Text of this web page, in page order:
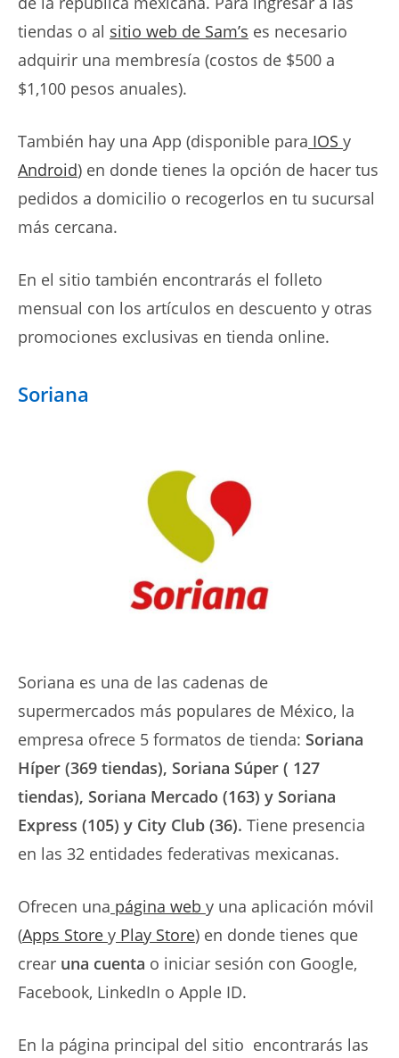
tiendas o al sitio web de Sam’s es necesario
adquirir una membresía (costos de $500 a
$1,100 pesos anuales).
También hay una App (disponible para IOS y
Android) en donde tienes la opción de hacer tus
pedidos a domicilio o recogerlos en tu sucursal
más cercana.
En el sitio también encontrarás el folleto
mensual con los artículos en descuento y otras
promociones exclusivas en tienda online.
Soriana
Soriana es una de las cadenas de
supermercados más populares de México, la
empresa ofrece 5 formatos de tienda: Soriana
Híper (369 tiendas), Soriana Súper ( 127
tiendas), Soriana Mercado (163) y Soriana
Express (105) y City Club (36). Tiene presencia
en las 32 entidades federativas mexicanas.
Ofrecen una página web y una aplicación móvil
(Apps Store y Play Store) en donde tienes que
crear una cuenta o iniciar sesión con Google,
Facebook, LinkedIn o Apple ID.
En la página principal del sitio encontrarás las